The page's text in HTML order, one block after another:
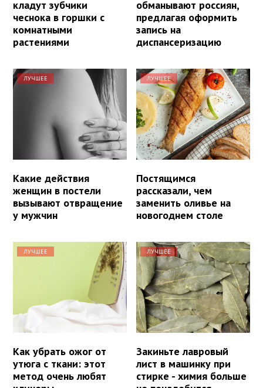
кладут зубчики
чеснока в горшки с
комнатными
растениями
обманывают россиян,
предлагая оформить
запись на
диспансеризацию
ЛУЧШЕЕ
Какие действия
женщин в постели
вызывают отвращение
у мужчин
ЛУЧШЕЕ
Постящимся
рассказали, чем
заменить оливье на
новогоднем столе
ЛУЧШЕЕ
Как убрать ожог от
утюга с ткани: этот
метод очень любят
ЛУЧШЕЕ
Закиньте лавровый
лист в машинку при
стирке - химия больше